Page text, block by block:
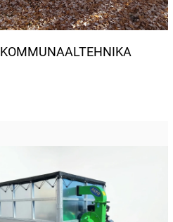
KOMMUNAALTEHNIKA